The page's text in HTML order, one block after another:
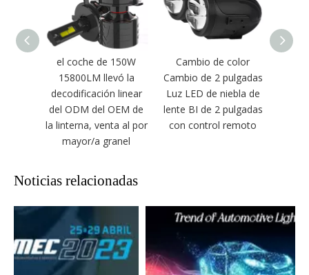
el coche de 150W
15800LM llevó la
decodificación linear
del ODM del OEM de
la linterna, venta al por
mayor/a granel
Cambio de color
Cambio de 2 pulgadas
Luz LED de niebla de
lente BI de 2 pulgadas
con control remoto
Noticias relacionadas